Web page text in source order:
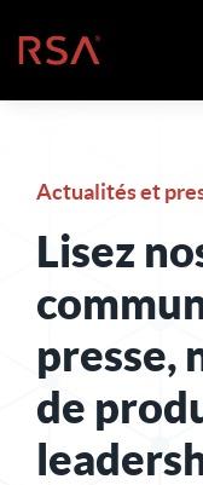
Accueil
Actualités et
Lisez
presse,
de